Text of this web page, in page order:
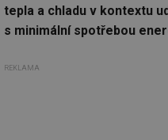
tepla a chladu v kontextu
s minimální spotřebou
REKLAMA